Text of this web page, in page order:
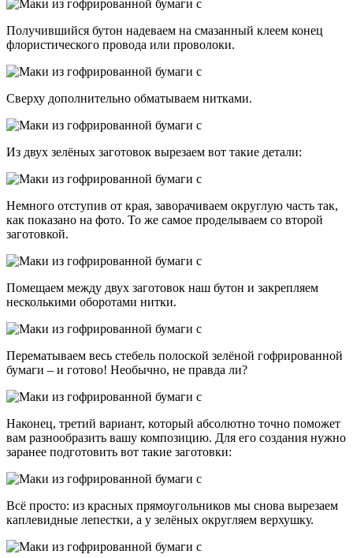
Получившийся бутон надеваем на смазанный клеем конец
флористического провода или проволоки.
Сверху дополнительно обматываем нитками.
Из двух зелёных заготовок вырезаем вот такие детали:
Немного отступив от края, заворачиваем округлую часть так,
как показано на фото. То же самое проделываем со второй
заготовкой.
Помещаем между двух заготовок наш бутон и закрепляем
несколькими оборотами нитки.
Перематываем весь стебель полоской зелёной гофрированной
бумаги – и готово! Необычно, не правда ли?
Наконец, третий вариант, который абсолютно точно поможет
вам разнообразить вашу композицию. Для его создания нужно
заранее подготовить вот такие заготовки:
Всё просто: из красных прямоугольников мы снова вырезаем
каплевидные лепестки, а у зелёных округляем верхушку.